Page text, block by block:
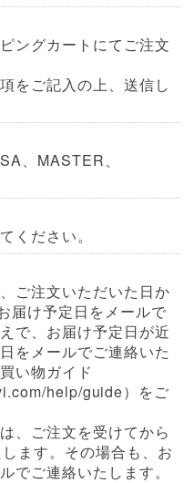
ングカートにてご注文
をご記入の上、送信し
、MASTER、
ください。
ご注文いただいた日か
届け予定日をメールで
で、お届け予定日が近
をメールでご連絡いた
い物ガイド
help/guide）をご
、ご注文を受けてから
ます。その場合も、お
でご連絡いたします。